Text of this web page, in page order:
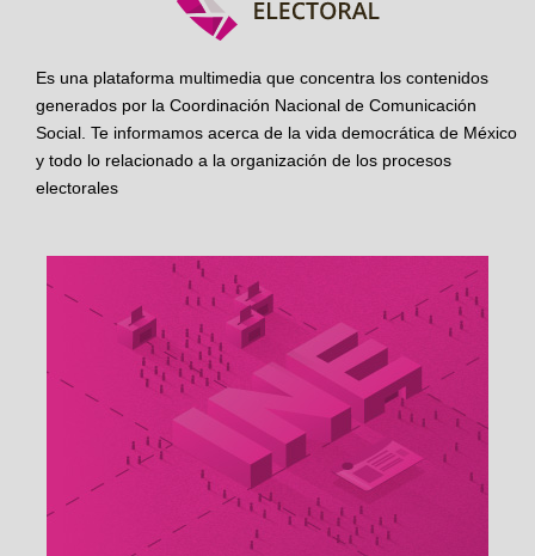
Es una plataforma multimedia que concentra los contenidos
generados por la Coordinación Nacional de Comunicación
Social. Te informamos acerca de la vida democrática de México
y todo lo relacionado a la organización de los procesos
electorales